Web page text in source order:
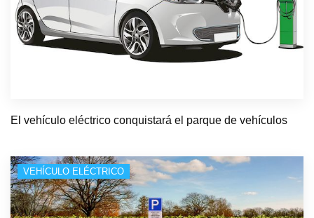
El vehículo eléctrico conquistará el parque de vehículos
VEHÍCULO ELÉCTRICO